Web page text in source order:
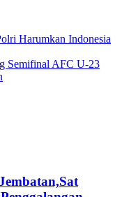
Harumkan Indonesia
Semifinal AFC U-23